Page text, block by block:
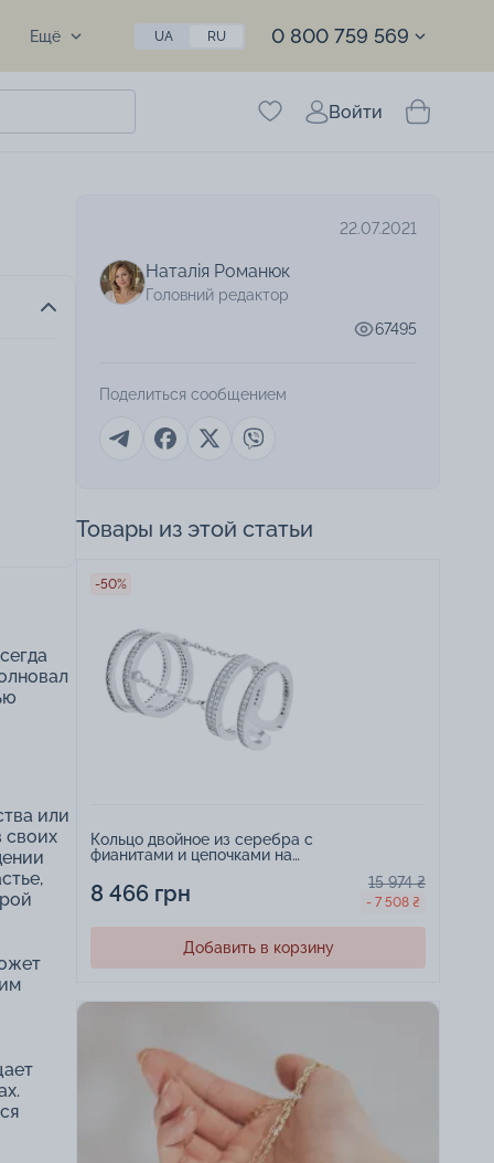
Ещё UA RU 0 800 759 569
Войти
или
своих
22.07.2021
Наталія Романюк
Головний редактор
67495
Поделиться сообщением
Товары из этой статьи
-50%
Кольцо двойное из серебра с
фианитами и цепочками на
8 466 грн 15 974 ₴
- 7 508 ₴
Добавить в корзину